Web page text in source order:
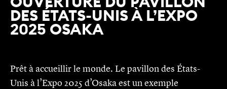
DES ÉTATS-UNIS À L’EXPO
2025 OSAKA
Prêt à accueillir le monde. Le pavillon des États-
Unis à l’Expo 2025 d’Osaka est un exemple